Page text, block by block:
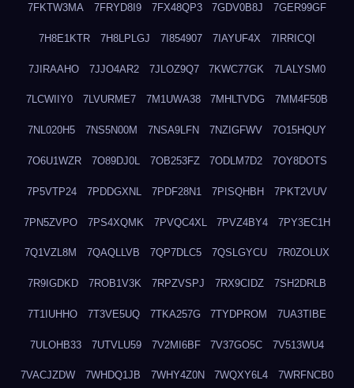
7FKTW3MA 7FRYD8I9 7FX48QP3 7GDV0B8J 7GER99GF
7H8E1KTR 7H8LPLGJ 7I854907 7IAYUF4X 7IRRICQI
7JIRAAHO 7JJO4AR2 7JLOZ9Q7 7KWC77GK 7LALYSM0
7LCWIIY0 7LVURME7 7M1UWA38 7MHLTVDG 7MM4F50B
7NL020H5 7NS5N00M 7NSA9LFN 7NZIGFWV 7O15HQUY
7O6U1WZR 7O89DJ0L 7OB253FZ 7ODLM7D2 7OY8DOTS
7P5VTP24 7PDDGXNL 7PDF28N1 7PISQHBH 7PKT2VUV
7PN5ZVPO 7PS4XQMK 7PVQC4XL 7PVZ4BY4 7PY3EC1H
7Q1VZL8M 7QAQLLVB 7QP7DLC5 7QSLGYCU 7R0ZOLUX
7R9IGDKD 7ROB1V3K 7RPZVSPJ 7RX9CIDZ 7SH2DRLB
7T1IUHHO 7T3VE5UQ 7TKA257G 7TYDPROM 7UA3TIBE
7ULOHB33 7UTVLU59 7V2MI6BF 7V37GO5C 7V513WU4
7VACJZDW 7WHDQ1JB 7WHY4Z0N 7WQXY6L4 7WRFNCB0